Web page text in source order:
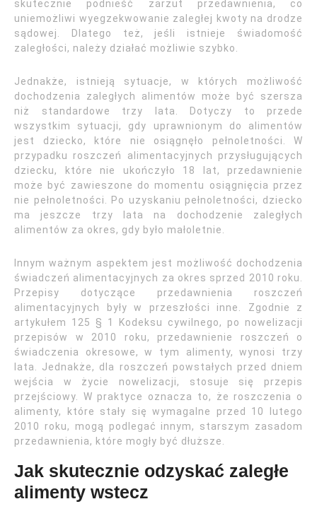
skutecznie podnieść zarzut przedawnienia, co
uniemożliwi wyegzekwowanie zaległej kwoty na drodze
sądowej. Dlatego też, jeśli istnieje świadomość
zaległości, należy działać możliwie szybko.
Jednakże, istnieją sytuacje, w których możliwość
dochodzenia zaległych alimentów może być szersza
niż standardowe trzy lata. Dotyczy to przede
wszystkim sytuacji, gdy uprawnionym do alimentów
jest dziecko, które nie osiągnęło pełnoletności. W
przypadku roszczeń alimentacyjnych przysługujących
dziecku, które nie ukończyło 18 lat, przedawnienie
może być zawieszone do momentu osiągnięcia przez
nie pełnoletności. Po uzyskaniu pełnoletności, dziecko
ma jeszcze trzy lata na dochodzenie zaległych
alimentów za okres, gdy było małoletnie.
Innym ważnym aspektem jest możliwość dochodzenia
świadczeń alimentacyjnych za okres sprzed 2010 roku.
Przepisy dotyczące przedawnienia roszczeń
alimentacyjnych były w przeszłości inne. Zgodnie z
artykułem 125 § 1 Kodeksu cywilnego, po nowelizacji
przepisów w 2010 roku, przedawnienie roszczeń o
świadczenia okresowe, w tym alimenty, wynosi trzy
lata. Jednakże, dla roszczeń powstałych przed dniem
wejścia w życie nowelizacji, stosuje się przepis
przejściowy. W praktyce oznacza to, że roszczenia o
alimenty, które stały się wymagalne przed 10 lutego
2010 roku, mogą podlegać innym, starszym zasadom
przedawnienia, które mogły być dłuższe.
Jak skutecznie odzyskać zaległe
alimenty wstecz